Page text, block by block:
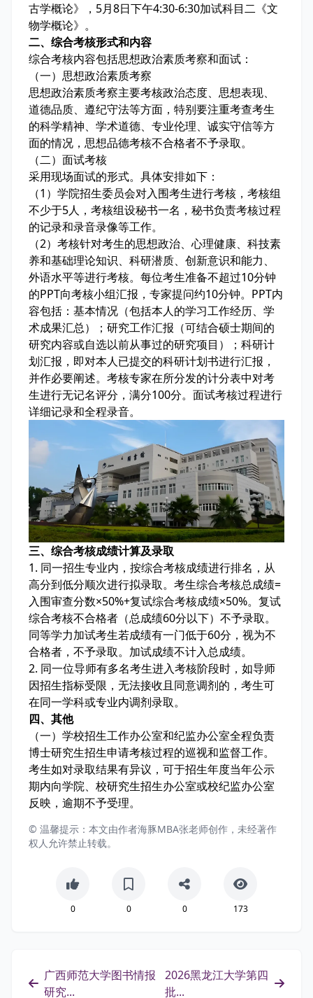
古学概论》，5月8日下午4:30-6:30加试科目二《文
物学概论》。
二、综合考核形式和内容
综合考核内容包括思想政治素质考察和面试：
（一）思想政治素质考察
思想政治素质考察主要考核政治态度、思想表现、
道德品质、遵纪守法等方面，特别要注重考查考生
的科学精神、学术道德、专业伦理、诚实守信等方
面的情况，思想品德考核不合格者不予录取。
（二）面试考核
采用现场面试的形式。具体安排如下：
（1）学院招生委员会对入围考生进行考核，考核组
不少于5人，考核组设秘书一名，秘书负责考核过程
的记录和录音录像等工作。
（2）考核针对考生的思想政治、心理健康、科技素
养和基础理论知识、科研潜质、创新意识和能力、
外语水平等进行考核。每位考生准备不超过10分钟
的PPT向考核小组汇报，专家提问约10分钟。PPT内
容包括：基本情况（包括本人的学习工作经历、学
术成果汇总）；研究工作汇报（可结合硕士期间的
研究内容或自选以前从事过的研究项目）；科研计
划汇报，即对本人已提交的科研计划书进行汇报，
并作必要阐述。考核专家在所分发的计分表中对考
生进行无记名评分，满分100分。面试考核过程进行
详细记录和全程录音。
三、综合考核成绩计算及录取
1. 同一招生专业内，按综合考核成绩进行排名，从
高分到低分顺次进行拟录取。考生综合考核总成绩=
入围审查分数×50%+复试综合考核成绩×50%。复试
综合考核不合格者（总成绩60分以下）不予录取。
同等学力加试考生若成绩有一门低于60分，视为不
合格者，不予录取。加试成绩不计入总成绩。
2. 同一位导师有多名考生进入考核阶段时，如导师
因招生指标受限，无法接收且同意调剂的，考生可
在同一学科或专业内调剂录取。
四、其他
（一）学校招生工作办公室和纪监办公室全程负责
博士研究生招生申请考核过程的巡视和监督工作。
考生如对录取结果有异议，可于招生年度当年公示
期内向学院、校研究生招生办公室或校纪监办公室
反映，逾期不予受理。
© 温馨提示：本文由作者海豚MBA张老师创作，未经著作
权人允许禁止转载。
0 0 0 173
广西师范大学图书情报
研究...
2026黑龙江大学第四
批...